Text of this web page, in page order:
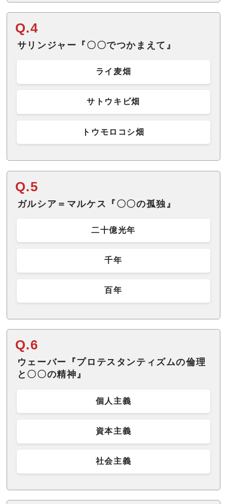
Q.4
サリンジャー『〇〇でつかまえて』
ライ麦畑
サトウキビ畑
トウモロコシ畑
Q.5
ガルシア＝マルケス『〇〇の孤独』
二十億光年
千年
百年
Q.6
ウェーバー『プロテスタンティズムの倫理
と〇〇の精神』
個人主義
資本主義
社会主義